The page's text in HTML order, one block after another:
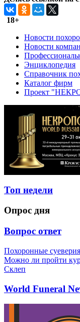
18+
Новости
Новости
Энциклопедия
Справочник
Каталог фирм
Проект
Топ недели
Опрос дня
Вопрос ответ
Похоронные
Можно ли пройти
Склеп
World Funeral